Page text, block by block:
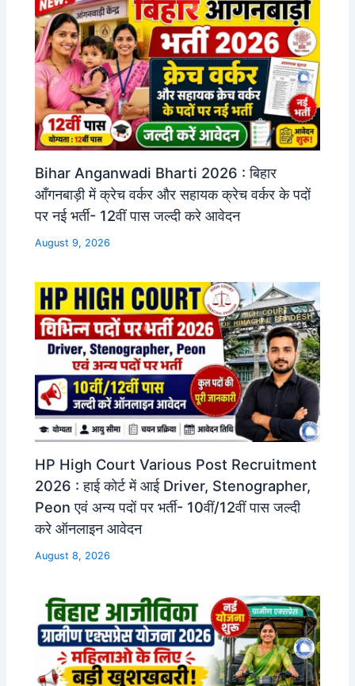
Bihar Anganwadi Bharti 2026 : बिहार
आँगनबाड़ी में क्रेच वर्कर और सहायक क्रेच वर्कर के पदों
पर नई भर्ती- 12वीं पास जल्दी करे आवेदन
August 9, 2026
HP High Court Various Post Recruitment
2026 : हाई कोर्ट में आई Driver, Stenographer,
Peon एवं अन्य पदों पर भर्ती- 10वीं/12वीं पास जल्दी
करे ऑनलाइन आवेदन
August 8, 2026